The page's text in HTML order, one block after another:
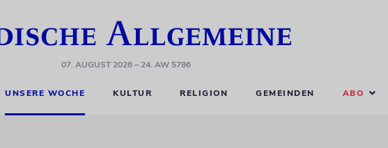
07. AUGUST 2026– 24. AW 5786
UNSERE WOCHE KULTUR RELIGION GEMEINDEN ABO